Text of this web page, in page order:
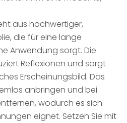
aus hochwertiger,
die für eine lange
Anwendung sorgt. Die
Reflexionen und sorgt
Erscheinungsbild. Das
anbringen und bei
wodurch es sich
eignet. Setzen Sie mit